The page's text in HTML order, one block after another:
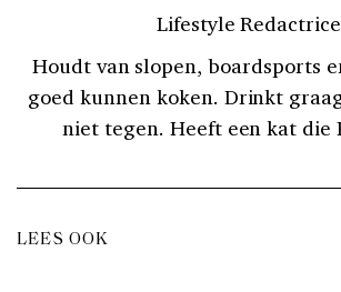
Lifestyle Redactrice
Houdt van slopen, boardsports
goed kunnen koken. Drinkt
niet tegen. Heeft een kat die
LEES OOK